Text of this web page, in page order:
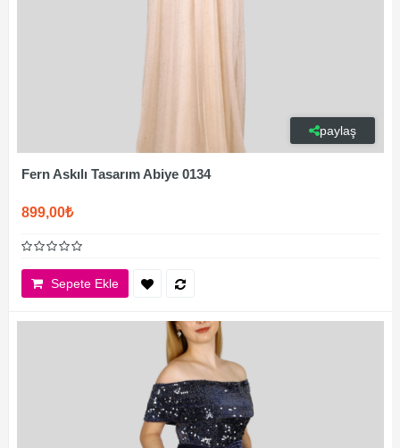
paylaş
Fern Askılı Tasarım Abiye 0134
899,00₺
Sepete Ekle